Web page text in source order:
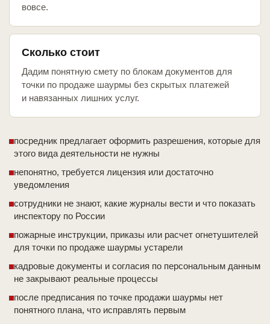
вовсе.
Сколько стоит
Дадим понятную смету по блокам документов для
точки по продаже шаурмы без скрытых платежей
и навязанных лишних услуг.
посредник предлагает оформить разрешения, которые для
этого вида деятельности не нужны
непонятно, требуется лицензия или достаточно
уведомления
сотрудники не знают, какие журналы вести и что показать
инспектору по России
пожарные инструкции, приказы или расчет огнетушителей
для точки по продаже шаурмы устарели
кадровые документы и согласия по персональным данным
не закрывают реальные процессы
после предписания по точке продажи шаурмы нет
понятного плана, что исправлять первым